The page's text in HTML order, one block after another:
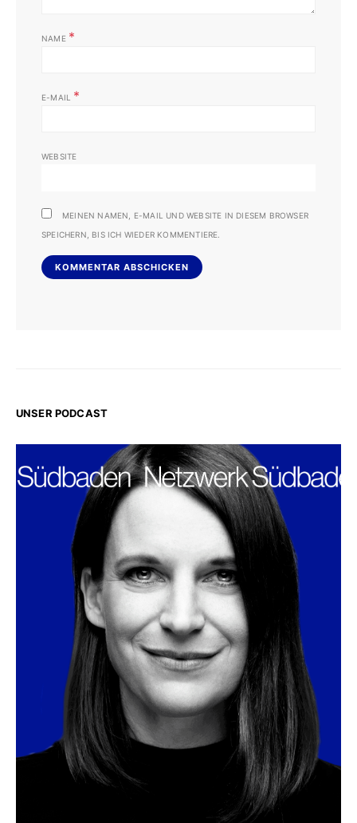
NAME *
E-MAIL *
WEBSITE
MEINEN NAMEN, E-MAIL UND WEBSITE IN DIESEM BROWSER
SPEICHERN, BIS ICH WIEDER KOMMENTIERE.
UNSER PODCAST